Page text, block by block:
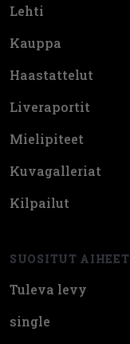
Lehti
Kauppa
Haastattelut
Liveraportit
Mielipiteet
Kuvagalleriat
Kilpailut
SUOSITUT AIHEET
Tuleva levy
single